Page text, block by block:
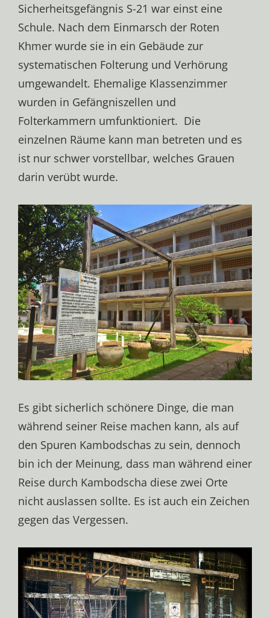
Sicherheitsgefängnis S-21 war einst eine
Schule. Nach dem Einmarsch der Roten
Khmer wurde sie in ein Gebäude zur
systematischen Folterung und Verhörung
umgewandelt. Ehemalige Klassenzimmer
wurden in Gefängniszellen und
Folterkammern umfunktioniert. Die
einzelnen Räume kann man betreten und es
ist nur schwer vorstellbar, welches Grauen
darin verübt wurde.
Es gibt sicherlich schönere Dinge, die man
während seiner Reise machen kann, als auf
den Spuren Kambodschas zu sein, dennoch
bin ich der Meinung, dass man während einer
Reise durch Kambodscha diese zwei Orte
nicht auslassen sollte. Es ist auch ein Zeichen
gegen das Vergessen.